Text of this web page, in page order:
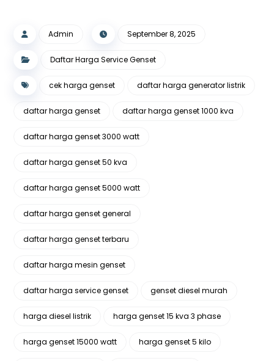
Admin September 8, 2025
Daftar Harga Service Genset
cek harga genset daftar harga generator listrik
daftar harga genset daftar harga genset 1000 kva
daftar harga genset 3000 watt
daftar harga genset 50 kva
daftar harga genset 5000 watt
daftar harga genset general
daftar harga genset terbaru
daftar harga mesin genset
daftar harga service genset genset diesel murah
harga diesel listrik harga genset 15 kva 3 phase
harga genset 15000 watt harga genset 5 kilo